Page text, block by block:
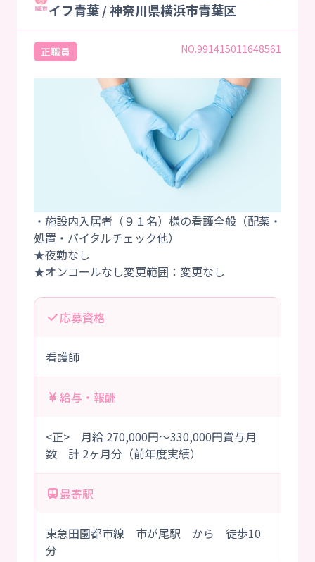
イフ青葉 / 神奈川県横浜市青葉区
正職員 NO.991415011648561
・施設内入居者（９１名）様の看護全般（配薬・
処置・バイタルチェック他）
★夜勤なし
応募資格
看護師
給与・報酬
<正> 月給 270,000円～330,000円賞与月
数 計 2ヶ月分（前年度実績）
最寄駅
東急田園都市線 市が尾駅 から 徒歩10
分